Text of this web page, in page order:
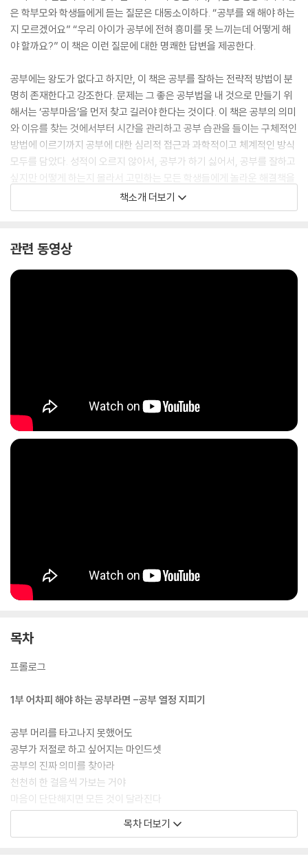
은 학부모와 학생들에게 듣는 질문은 대동소이하다. “공부를 왜 해야 하는
지 모르겠어요” “우리 아이가 공부에 전혀 흥미를 못 느끼는데 어떻게 해
야 할까요?” 이 책은 이런 질문에 대한 명쾌한 답변을 제공한다.
공부에는 왕도가 없다고 하지만, 이 책은 공부를 잘하는 전략적 방법이 분
명히 존재한다고 강조한다. 문제는 그 좋은 공부법을 내 것으로 만들기 위
해서는 ‘공부마음’을 먼저 찾고 길러야 한다는 것이다. 이 책은 공부의 의미
와 이유를 찾는 것에서부터 시간을 관리하고 공부 습관을 들이는 구체적인
방법에 이르기까지 공부에 대한 심리적 접근과 과학적이고 체계적인 방식
모두를 담았다. 성적이 오르지 않아서, 공부가 하기 싫어서, 공부를 잘하고
싶지만 어떻게 하는지 몰라서 고민하는 모든 학생들에게 놀라운 해결책을
제시하는 이 책은, 지금까지의 공부와는 전혀 다른 차원의 공부를 경험하
게 되는 경쾌한 첫걸음이 되어줄 것이다.
책소개 더보기
관련 동영상
목차
프롤로그
1부 어차피 해야 하는 공부라면 -공부 열정 지피기
공부 머리를 타고나지 못했어도
공부가 저절로 하고 싶어지는 마인드셋
공부의 진짜 의미를 찾아라
천천히 한 걸음씩 가보는 거야
마음이 단단해지면 모든 것이 달라진다
너는 어떤 공부 타입이니?
공부가 깊어지는 타입별 공부 노하우
목차 더보기